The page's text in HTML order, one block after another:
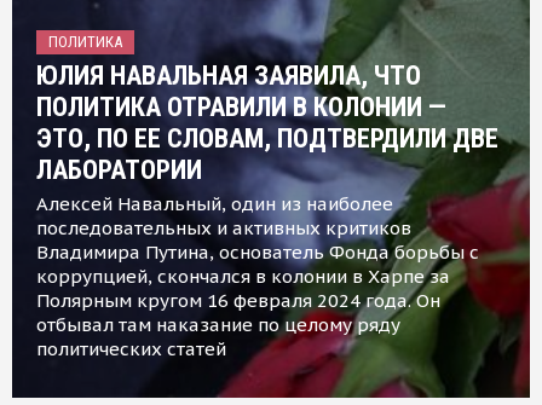
ПОЛИТИКА
ЮЛИЯ НАВАЛЬНАЯ ЗАЯВИЛА, ЧТО
ПОЛИТИКА ОТРАВИЛИ В КОЛОНИИ —
ЭТО, ПО ЕЕ СЛОВАМ, ПОДТВЕРДИЛИ ДВЕ
ЛАБОРАТОРИИ
Алексей Навальный, один из наиболее
последовательных и активных критиков
Владимира Путина, основатель Фонда борьбы с
коррупцией, скончался в колонии в Харпе за
Полярным кругом 16 февраля 2024 года. Он
отбывал там наказание по целому ряду
политических статей